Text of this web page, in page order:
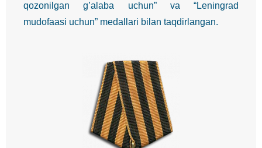
qozonilgan g’alaba uchun” va “Leningrad
mudofaasi uchun” medallari bilan taqdirlangan.